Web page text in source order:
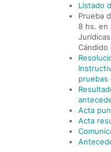
Listado
Prueba
8 hs. en
Cándido
pruebas
Acta
Acta